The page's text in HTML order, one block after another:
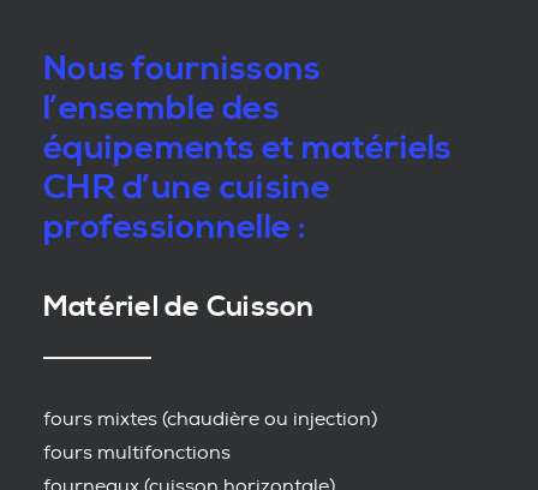
Nous fournissons
l’ensemble des
équipements et matériels
CHR d’une cuisine
professionnelle :
Matériel de Cuisson
fours mixtes (chaudière ou injection)
fours multifonctions